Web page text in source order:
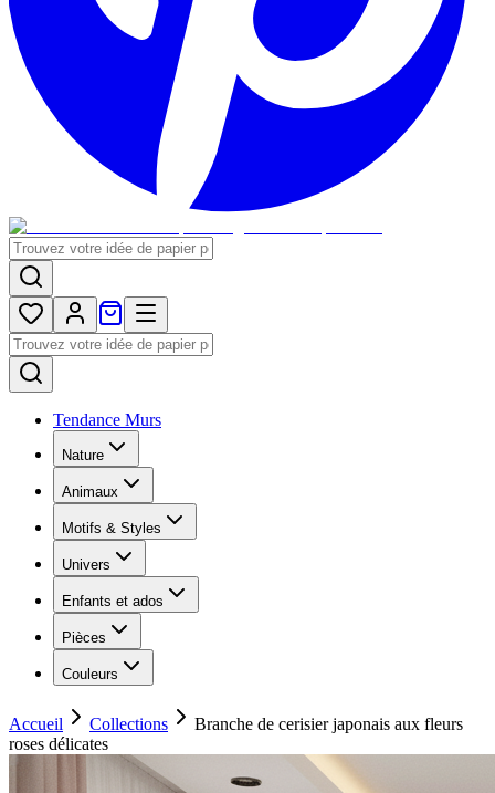
Tendance Murs
Nature
Animaux
Motifs & Styles
Univers
Enfants et ados
Pièces
Couleurs
Accueil Collections
Branche de cerisier japonais aux fleurs
roses délicates